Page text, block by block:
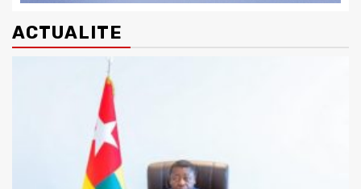
ACTUALITE